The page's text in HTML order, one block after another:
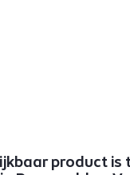
product is